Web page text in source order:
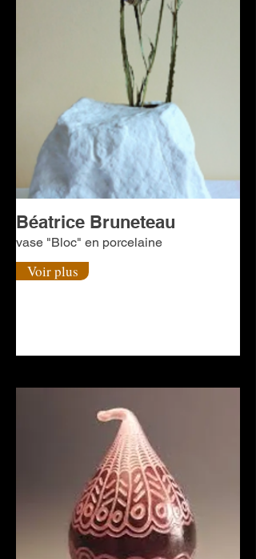
Béatrice Bruneteau
vase "Bloc" en porcelaine
Voir plus